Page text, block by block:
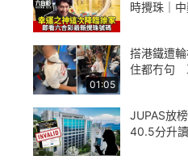
時攪珠｜
01:05
搭港鐵遭
住都冇句
JUPAS放
40.5分升